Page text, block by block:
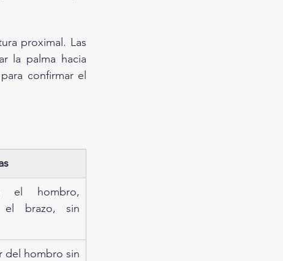
proximal. Las
la palma hacia
confirmar el
el hombro,
el brazo, sin
del hombro sin